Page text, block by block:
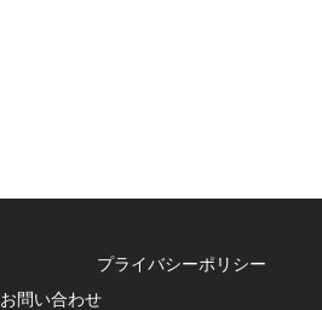
プライバシーポリシー
お問い合わせ